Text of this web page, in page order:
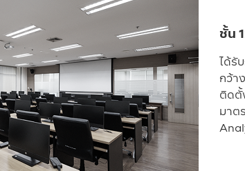
ชั้น
ได้รั
กว้า
ติดตั้
มาต